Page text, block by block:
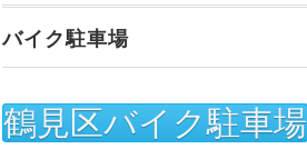
バイク駐車場
鶴見区バイク駐車場